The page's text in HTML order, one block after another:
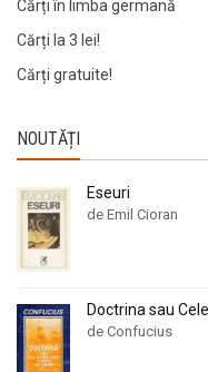
Cărți în limba germană
Cărți la 3 lei!
Cărți gratuite!
NOUTĂȚI
Eseuri
de Emil Cioran
Doctrina sau
de Confucius